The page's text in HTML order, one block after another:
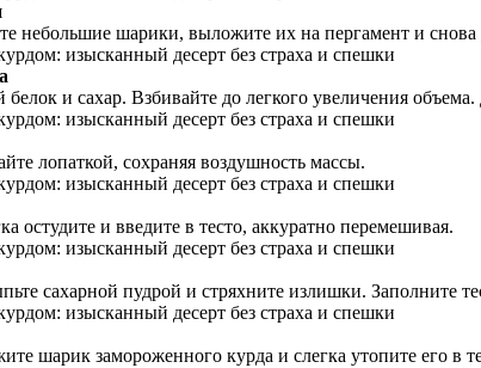
небольшие шарики, выложите их на пергамент и снова
и сахар. Взбивайте до легкого увеличения
лопаткой, сохраняя воздушность массы.
остудите и введите в тесто, аккуратно перемешивая.
сахарной пудрой и стряхните излишки. Заполните
шарик замороженного курда и слегка утопите его в